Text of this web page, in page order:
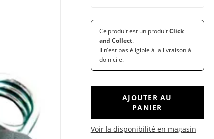
Ce produit est un produitClick
and Collect.
Il n'est pas éligible à la livraison à
domicile.
AJOUTER AU
PANIER
Voir la disponibilité en magasin